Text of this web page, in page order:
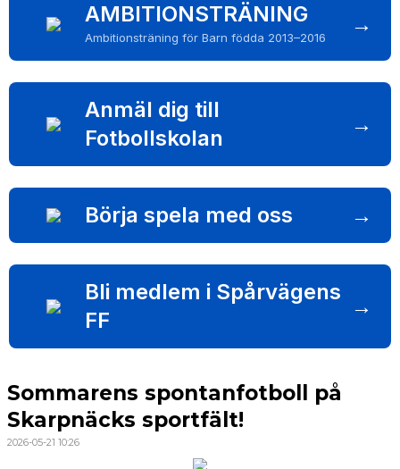
AMBITIONSTRÄNING
Ambitionsträning för Barn födda 2013–2016
→
Anmäl dig till
Fotbollskolan
→
Börja spela med oss →
Bli medlem i Spårvägens
FF
→
Sommarens spontanfotboll på
Skarpnäcks sportfält!
2026-05-21 10:26